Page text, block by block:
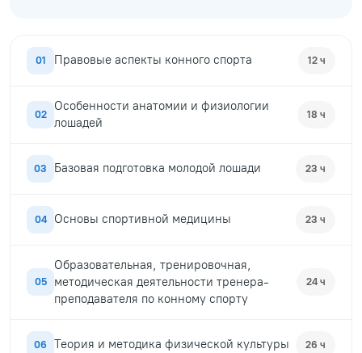
01 Правовые аспекты конного спорта 12 ч
02
Особенности анатомии и физиологии
лошадей
18 ч
03 Базовая подготовка молодой лошади 23 ч
04 Основы спортивной медицины 23 ч
05
Образовательная, тренировочная,
методическая деятельности тренера-
преподавателя по конному спорту
24 ч
06 Теория и методика физической культуры 26 ч